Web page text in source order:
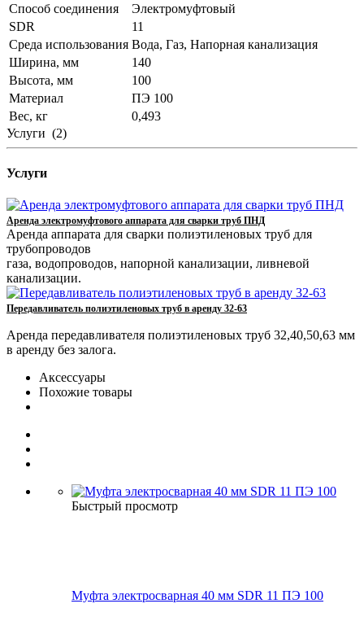
Способ соединения
Электромуфтовый
SDR
11
Среда использования Вода, Газ, Напорная канализация
Ширина, мм
140
Высота, мм
100
Материал
ПЭ 100
Вес, кг
0,493
Услуги (2)
Услуги
Аренда электромуфтового аппарата для сварки труб ПНД
Аренда аппарата для сварки полиэтиленовых труб для
трубопроводов
газа, водопроводов, напорной канализации, ливневой
канализации.
Передавливатель полиэтиленовых труб в аренду 32-63
Аренда передавливателя полиэтиленовых труб 32,40,50,63 мм
в аренду без залога.
Аксессуары
Похожие товары
Быстрый просмотр
Муфта электросварная 40 мм SDR 11 ПЭ 100